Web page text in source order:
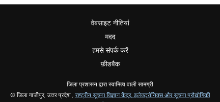
वेबसाइट नीतियां
मदद
हमसे संपर्क करें
फ़ीडबैक
जिला प्रशासन द्वारा स्वामित्व वाली सामग्री
© जिला गाजीपुर, उत्तर प्रदेश , राष्ट्रीय सूचना विज्ञान केंद्र, इलेक्ट्रॉनिक्स और सूचना प्रौद्योगिकी